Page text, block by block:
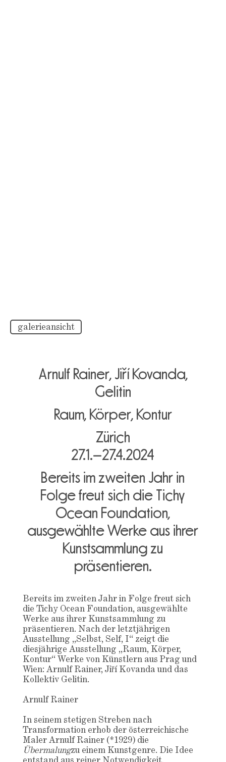
galerieansicht
Arnulf Rainer, Jiří Kovanda,
Gelitin
Raum, Körper, Kontur
Zürich
27.1.–27.4.2024
Bereits im zweiten Jahr in
Folge freut sich die Tichy
Ocean Foundation,
ausgewählte Werke aus ihrer
Kunstsammlung zu
präsentieren.
Bereits im zweiten Jahr in Folge freut sich
die Tichy Ocean Foundation, ausgewählte
Werke aus ihrer Kunstsammlung zu
präsentieren. Nach der letztjährigen
Ausstellung „Selbst, Self, I“ zeigt die
diesjährige Ausstellung „Raum, Körper,
Kontur“ Werke von Künstlern aus Prag und
Wien: Arnulf Rainer, Jiří Kovanda und das
Kollektiv Gelitin.
Arnulf Rainer
In seinem stetigen Streben nach
Transformation erhob der österreichische
Maler Arnulf Rainer (*1929) die
Übermalungzu einem Kunstgenre. Die Idee